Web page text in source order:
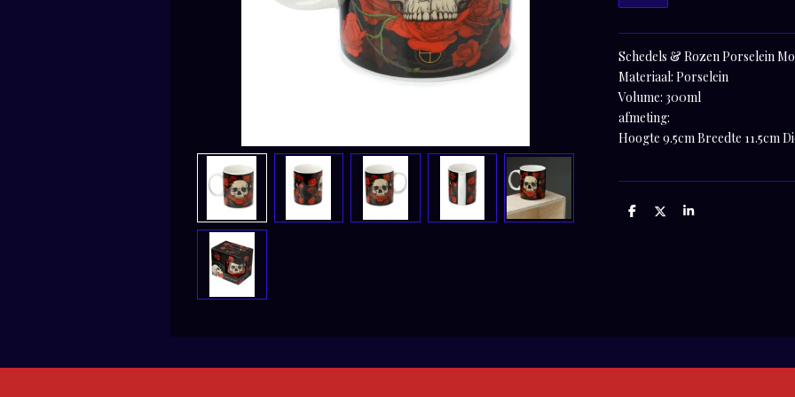
Schedels & Rozen Porselein
Materiaal: Porselein
Volume: 300ml
afmeting:
Hoogte 9.5cm Breedte 11.5cm
D
D
S